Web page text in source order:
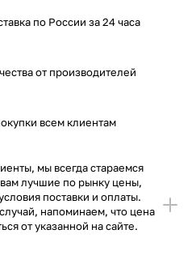
по России за 24 часа
от производителей
всем клиентам
мы всегда стараемся
вам лучшие по рынку цены,
поставки и оплаты.
напоминаем, что цена
от указанной на сайте.